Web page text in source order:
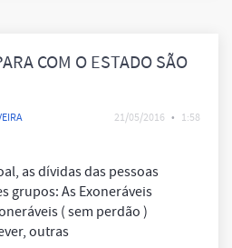
COM O ESTADO SÃO
21/05/2016 • 1:58
as dívidas das pessoas
grupos: As Exoneráveis
( sem perdão )
outras